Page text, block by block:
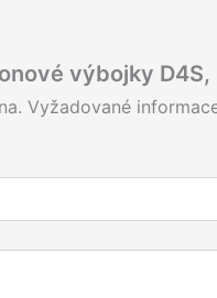
výbojky
Vyžadované